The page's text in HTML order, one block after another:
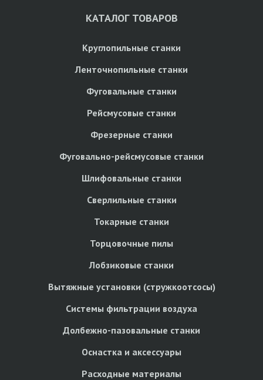
КАТАЛОГ ТОВАРОВ
Круглопильные станки
Ленточнопильные станки
Фуговальные станки
Рейсмусовые станки
Фрезерные станки
Фуговально-рейсмусовые станки
Шлифовальные станки
Сверлильные станки
Токарные станки
Торцовочные пилы
Лобзиковые станки
Вытяжные установки (стружкоотсосы)
Системы фильтрации воздуха
Долбежно-пазовальные станки
Оснастка и аксессуары
Расходные материалы